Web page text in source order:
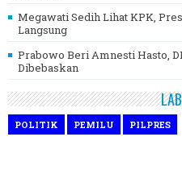
Megawati Sedih Lihat KPK,
Langsung
Prabowo Beri Amnesti Hasto,
Dibebaskan
POLITIK PEMILU PILPRES